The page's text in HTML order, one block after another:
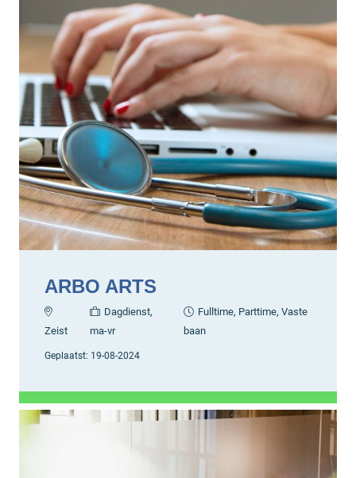
ARBO ARTS
Zeist
Dagdienst,
ma-vr
Fulltime, Parttime, Vaste
baan
Geplaatst: 19-08-2024